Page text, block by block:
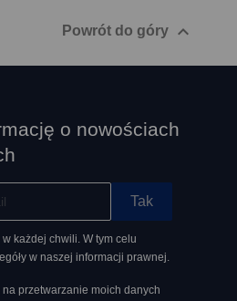
Powrót do góry 
o nowościach
każdej chwili. W tym celu
w naszej informacji prawnej.
przetwarzanie moich danych